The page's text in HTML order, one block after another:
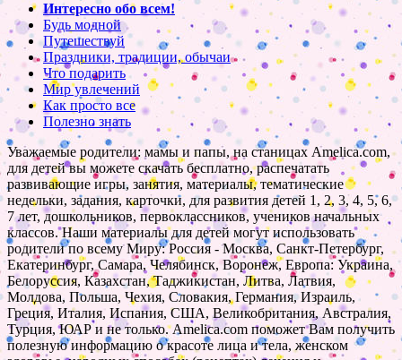
Интересно обо всем!
Будь модной
Путешествуй
Праздники, традиции, обычаи
Что подарить
Мир увлечений
Как просто все
Полезно знать
Уважаемые родители: мамы и папы, на станицах Amelica.com,
для детей вы можете скачать бесплатно, распечатать
развивающие игры, занятия, материалы, тематические
недельки, задания, карточки, для развития детей 1, 2, 3, 4, 5, 6,
7 лет, дошкольников, первоклассников, учеников начальных
классов. Наши материалы для детей могут использовать
родители по всему Миру: Россия - Москва, Санкт-Петербург,
Екатеринбург, Самара, Челябинск, Воронеж, Европа: Украина,
Белоруссия, Казахстан, Таджикистан, Литва, Латвия,
Молдова, Польша, Чехия, Словакия, Германия, Израиль,
Греция, Италия, Испания, США, Великобритания, Австралия,
Турция, ЮАР и не только. Amelica.com поможет Вам получить
полезную информацию о красоте лица и тела, женском